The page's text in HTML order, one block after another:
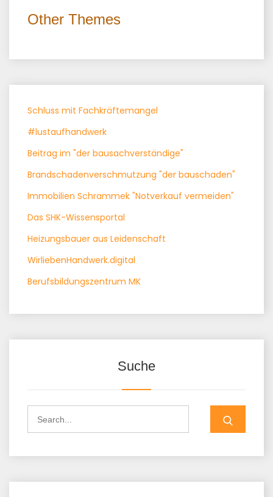
Other Themes
Schluss mit Fachkräftemangel
#lustaufhandwerk
Beitrag im "der bausachverständige"
Brandschadenverschmutzung "der bauschaden"
Immobilien Schrammek "Notverkauf vermeiden"
Das SHK-Wissensportal
Heizungsbauer aus Leidenschaft
WirliebenHandwerk.digital
Berufsbildungszentrum MK
Suche